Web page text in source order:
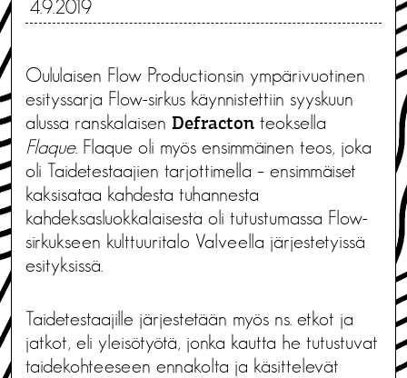
4.9.2019
Oululaisen Flow Productionsin ympärivuotinen
esityssarja Flow-sirkus käynnistettiin syyskuun
alussa ranskalaisen Defracton teoksella
Flaque. Flaque oli myös ensimmäinen teos, joka
oli Taidetestaajien tarjottimella – ensimmäiset
kaksisataa kahdesta tuhannesta
kahdeksasluokkalaisesta oli tutustumassa Flow-
sirkukseen kulttuuritalo Valveella järjestetyissä
esityksissä.
Taidetestaajille järjestetään myös ns. etkot ja
jatkot, eli yleisötyötä, jonka kautta he tutustuvat
taidekohteeseen ennakolta ja käsittelevät